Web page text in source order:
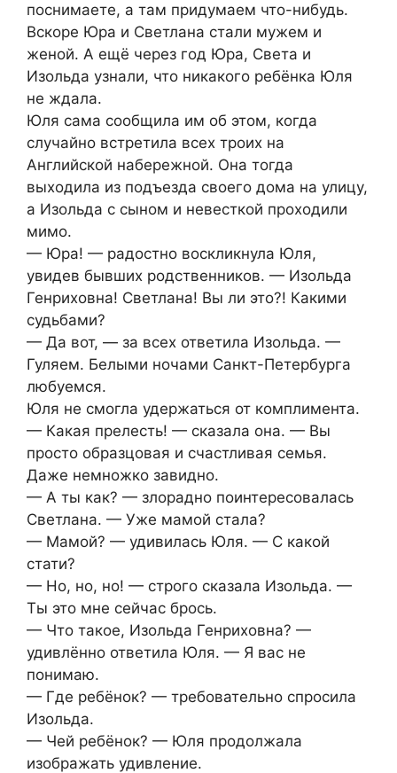
поснимаете, а там придумаем что-нибудь.
Вскоре Юра и Светлана стали мужем и
женой. А ещё через год Юра, Света и
Изольда узнали, что никакого ребёнка Юля
не ждала.
Юля сама сообщила им об этом, когда
случайно встретила всех троих на
Английской набережной. Она тогда
выходила из подъезда своего дома на улицу,
а Изольда с сыном и невесткой проходили
мимо.
— Юра! — радостно воскликнула Юля,
увидев бывших родственников. — Изольда
Генриховна! Светлана! Вы ли это?! Какими
судьбами?
— Да вот, — за всех ответила Изольда. —
Гуляем. Белыми ночами Санкт-Петербурга
любуемся.
Юля не смогла удержаться от комплимента.
— Какая прелесть! — сказала она. — Вы
просто образцовая и счастливая семья.
Даже немножко завидно.
— А ты как? — злорадно поинтересовалась
Светлана. — Уже мамой стала?
— Мамой? — удивилась Юля. — С какой
стати?
— Но, но, но! — строго сказала Изольда. —
Ты это мне сейчас брось.
— Что такое, Изольда Генриховна? —
удивлённо ответила Юля. — Я вас не
понимаю.
— Где ребёнок? — требовательно спросила
Изольда.
— Чей ребёнок? — Юля продолжала
изображать удивление.